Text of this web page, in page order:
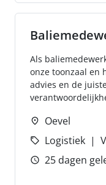
Als
onze toonzaal en
advies en de
Oevel
Logistiek
25 dagen